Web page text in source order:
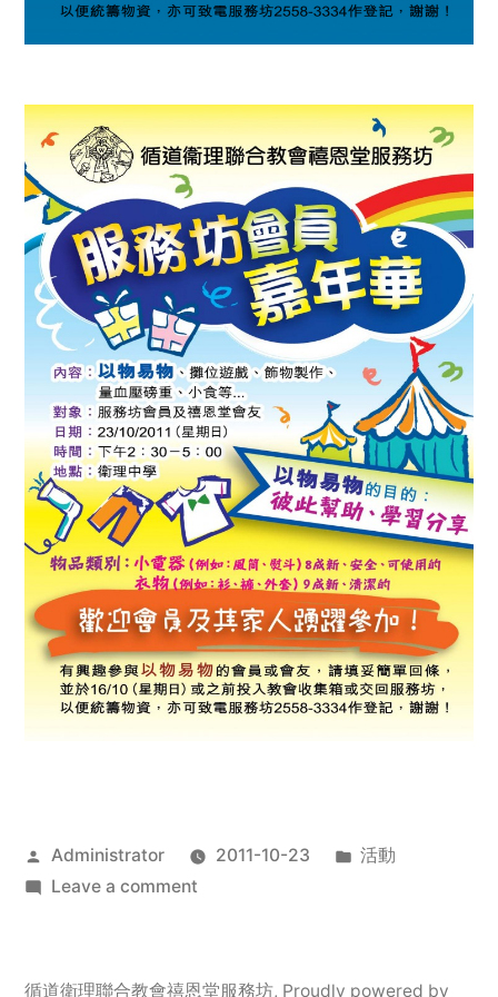
Posted
by
Administrator 2011-10-23
Posted
活動
Leave a commenton
服
循道衛理聯合教會禧恩堂服務坊, Proudly powered by